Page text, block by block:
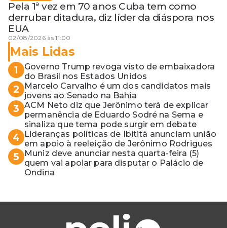
Pela 1ª vez em 70 anos Cuba tem como
derrubar ditadura, diz líder da diáspora nos
EUA
02/08/2026 às 11:00
Mais Lidas
1
Governo Trump revoga visto de embaixadora
do Brasil nos Estados Unidos
2
Marcelo Carvalho é um dos candidatos mais
jovens ao Senado na Bahia
3 ACM Neto diz que Jerônimo terá de explicar
permanência de Eduardo Sodré na Sema e
sinaliza que tema pode surgir em debate
4
Lideranças políticas de Ibititá anunciam união
em apoio à reeleição de Jerônimo Rodrigues
5
Muniz deve anunciar nesta quarta-feira (5)
quem vai apoiar para disputar o Palácio de
Ondina